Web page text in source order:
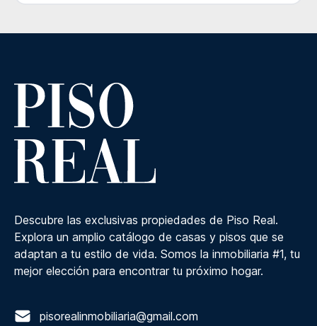
Descubre las exclusivas propiedades de Piso Real.
Explora un amplio catálogo de casas y pisos que se
adaptan a tu estilo de vida. Somos la inmobiliaria #1, tu
mejor elección para encontrar tu próximo hogar.
pisorealinmobiliaria@gmail.com